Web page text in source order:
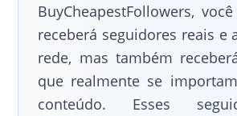
BuyCheapestFollowers,
receberá seguidores reais e
rede, mas também
que realmente se
conteúdo. Esses